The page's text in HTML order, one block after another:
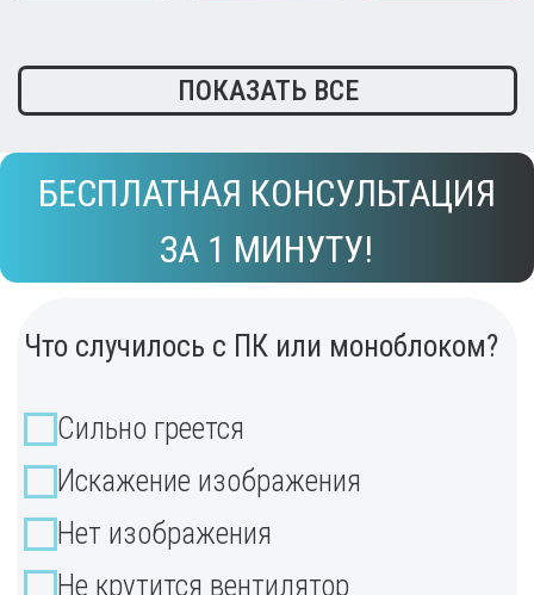
Напишите нам, мы на связи!
Не хотите ремонтировать?
Выкупим Вашу технику по
выгодной цене!
КАК МЫ РАБОТАЕМ